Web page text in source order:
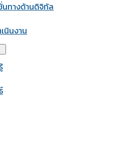
นทางด้านดิจิทัล
นินงาน